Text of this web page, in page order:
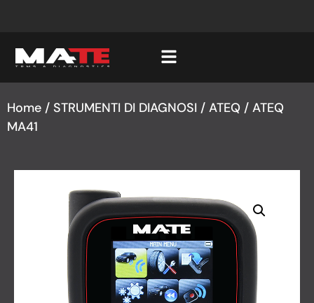
Home / STRUMENTI DI DIAGNOSI / ATEQ / ATEQ
MA41